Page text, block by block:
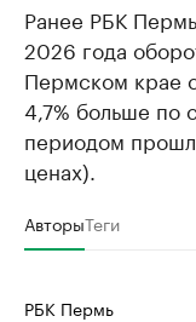
Ранее РБК Пермь
2026 года
Пермском крае
4,7% больше по
периодом
ценах).
АвторыТеги
РБК Пермь